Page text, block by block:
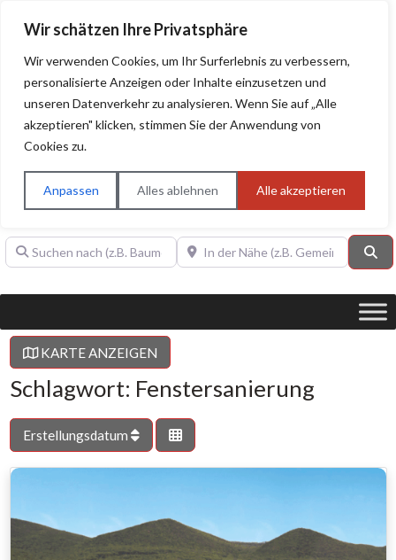
Wir schätzen Ihre Privatsphäre
Wir verwenden Cookies, um Ihr Surferlebnis zu verbessern,
personalisierte Anzeigen oder Inhalte einzusetzen und
unseren Datenverkehr zu analysieren. Wenn Sie auf „Alle
akzeptieren" klicken, stimmen Sie der Anwendung von
Cookies zu.
Anpassen Alles ablehnen Alle akzeptieren
BAUHERRENHILFE.orgQualitätssiegel!
Sie finden hier nur Qualitätsbetriebe, die mit dem DIAMANT,
PLATIN, GOLD, SILBER, ANWÄRTER "Bauherrenhilfe.org-
Qualitätssiegel" ausgezeichnet sind.
Suchen nach (z.B. Baumeister oder Dachdecker)In der Nähe (z.B. Gemeinde Baden)
KARTE ANZEIGEN
Schlagwort: Fenstersanierung
Erstellungsdatum